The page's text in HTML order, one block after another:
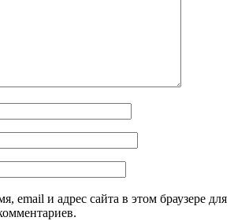
email и адрес сайта в этом браузере для